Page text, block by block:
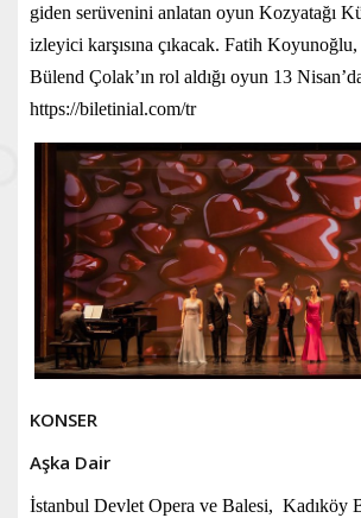
giden serüvenini anlatan oyun Kozyatağı
izleyici karşısına çıkacak. Fatih
Bülend Çolak’ın rol aldığı oyun 13
https://biletinial.com/tr
KONSER
Aşka Dair
İstanbul Devlet Opera ve Balesi, Kadıköy